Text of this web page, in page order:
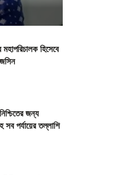
মহাপরিচালক হিসেবে
জন্য
পর্যায়ের তল্লাশি